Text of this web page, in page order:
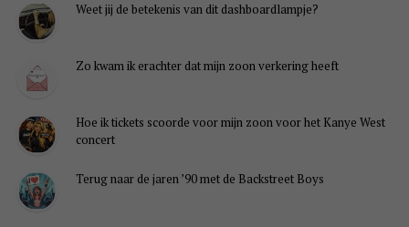
Weet jij de betekenis van dit dashboardlampje?
Zo kwam ik erachter dat mijn zoon verkering heeft
Hoe ik tickets scoorde voor mijn zoon voor het Kanye West
concert
Terug naar de jaren ’90 met de Backstreet Boys